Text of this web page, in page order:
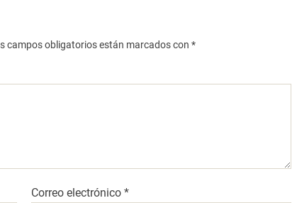
campos obligatorios están marcados con *
Correo electrónico*